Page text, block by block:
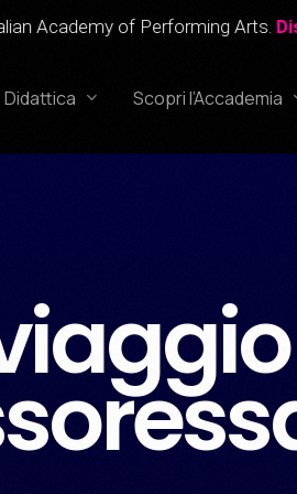
Arts. Discover our new
Didattica
Corso Professionale di Doppiaggio
Corso di Recitazione per Bambini
(6-12 anni)
Scopri l’Accademia